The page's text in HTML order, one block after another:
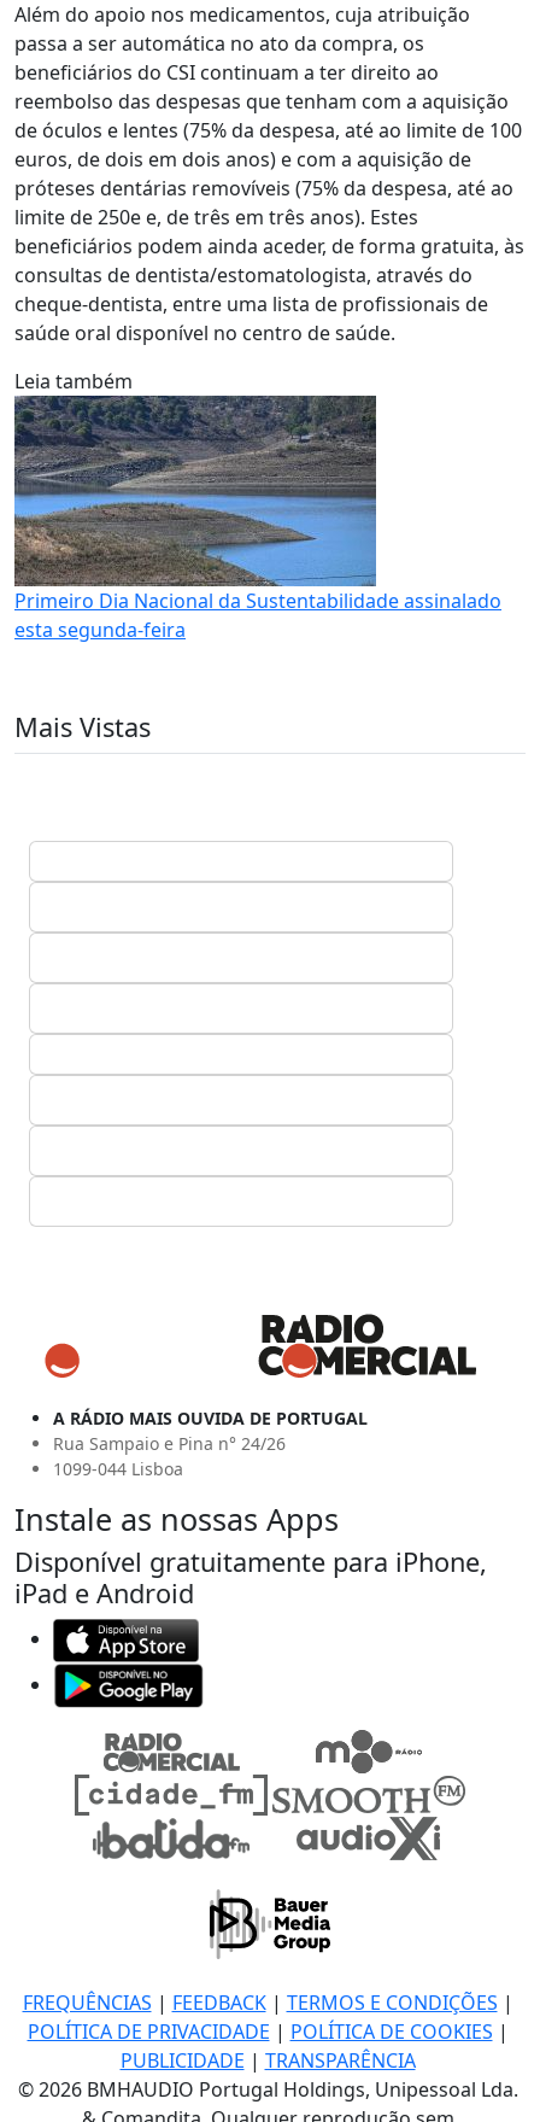
Além do apoio nos medicamentos, cuja atribuição
passa a ser automática no ato da compra, os
beneficiários do CSI continuam a ter direito ao
reembolso das despesas que tenham com a aquisição
de óculos e lentes (75% da despesa, até ao limite de 100
euros, de dois em dois anos) e com a aquisição de
próteses dentárias removíveis (75% da despesa, até ao
limite de 250e e, de três em três anos). Estes
beneficiários podem ainda aceder, de forma gratuita, às
consultas de dentista/estomatologista, através do
cheque-dentista, entre uma lista de profissionais de
saúde oral disponível no centro de saúde.
Leia também
Primeiro Dia Nacional da Sustentabilidade assinalado
esta segunda-feira
Mais Vistas
A RÁDIO MAIS OUVIDA DE PORTUGAL
Rua Sampaio e Pina n° 24/26
1099-044 Lisboa
Instale as nossas Apps
Disponível gratuitamente para iPhone,
iPad e Android
FREQUÊNCIAS | FEEDBACK| TERMOS E CONDIÇÕES |
POLÍTICA DE PRIVACIDADE | POLÍTICA DE COOKIES |
PUBLICIDADE | TRANSPARÊNCIA
© 2026 BMHAUDIO Portugal Holdings, Unipessoal Lda.